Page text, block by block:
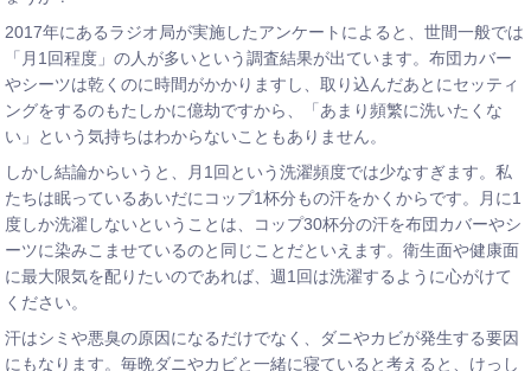
2017年にあるラジオ局が実施したアンケートによると、世間一般では
「月1回程度」の人が多いという調査結果が出ています。布団カバー
やシーツは乾くのに時間がかかりますし、取り込んだあとにセッティ
ングをするのもたしかに億劫ですから、「あまり頻繁に洗いたくな
い」という気持ちはわからないこともありません。
しかし結論からいうと、月1回という洗濯頻度では少なすぎます。私
たちは眠っているあいだにコップ1杯分もの汗をかくからです。月に1
度しか洗濯しないということは、コップ30杯分の汗を布団カバーやシ
ーツに染みこませているのと同じことだといえます。衛生面や健康面
に最大限気を配りたいのであれば、週1回は洗濯するように心がけて
ください。
汗はシミや悪臭の原因になるだけでなく、ダニやカビが発生する要因
にもなります。毎晩ダニやカビと一緒に寝ていると考えると、けっし